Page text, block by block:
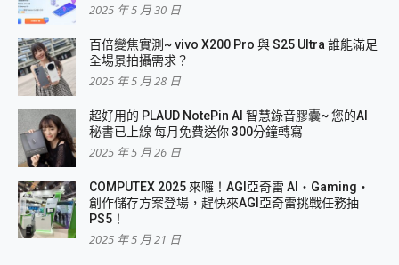
2025 年 5 月 30 日
百倍變焦實測~ vivo X200 Pro 與 S25 Ultra 誰能滿足
全場景拍攝需求？
2025 年 5 月 28 日
超好用的 PLAUD NotePin AI 智慧錄音膠囊~ 您的AI
秘書已上線 每月免費送你 300分鐘轉寫
2025 年 5 月 26 日
COMPUTEX 2025 來囉！AGI亞奇雷 AI・Gaming・
創作儲存方案登場，趕快來AGI亞奇雷挑戰任務抽
PS5！
2025 年 5 月 21 日